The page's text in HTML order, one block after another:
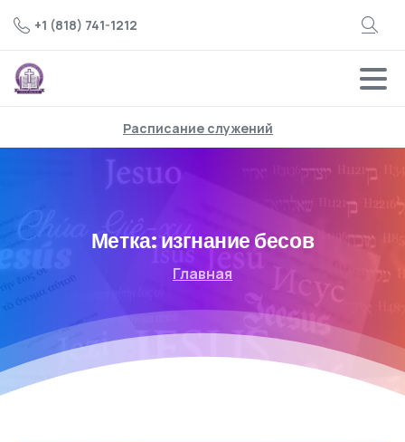
+1 (818) 741-1212
Расписание служений
Метка:изгнание бесов
Главная